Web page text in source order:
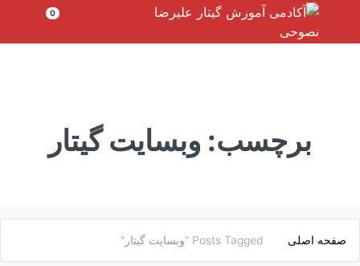
محتوا
0
برچسب: وبسایت گیتار
صفحه اصلی Posts Tagged "وبسایت گیتار"